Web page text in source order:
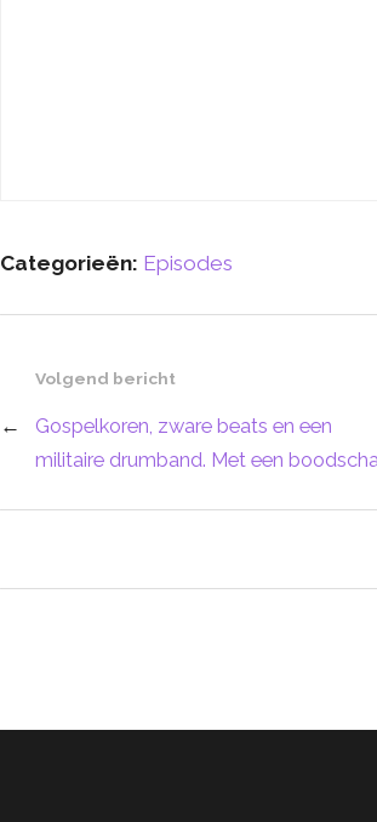
Categorieën: Episodes
Volgend bericht
←
Gospelkoren, zware beats en een
militaire drumband. Met een